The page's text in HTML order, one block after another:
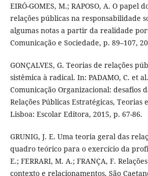
EIRÓ-GOMES, M.; RAPOSO, A. O papel
relações públicas na responsabilidade
algumas notas a partir da realidade
Comunicação e Sociedade, p. 89–107,
GONÇALVES, G. Teorias de relações
sistêmica à radical. In: PADAMO, C. et
Comunicação Organizacional: desafios
Relações Públicas Estratégicas, Teorias
Lisboa: Escolar Editora, 2015, p. 67-86.
GRUNIG, J. E. Uma teoria geral das
quadro teórico para o exercício da
E.; FERRARI, M. A.; FRANÇA, F.
contexto e relacionamentos. São